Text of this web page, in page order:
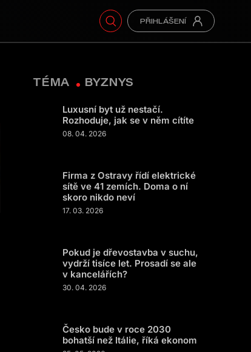
TÉMA BYZNYS
Luxusní byt už nestačí.
Rozhoduje, jak se v něm cítíte
08. 04. 2026
Firma z Ostravy řídí elektrické
sítě ve 41 zemích. Doma o ní
skoro nikdo neví
17. 03. 2026
Pokud je dřevostavba v suchu,
vydrží tisíce let. Prosadí se ale
v kancelářích?
30. 04. 2026
Česko bude v roce 2030
bohatší než Itálie, říká ekonom